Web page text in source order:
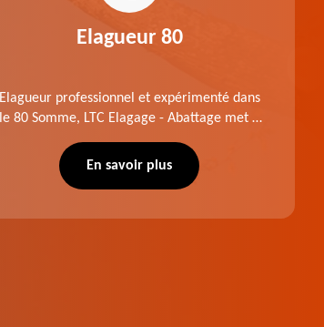
Elagueur 80
Elagueur professionnel et expérimenté dans
le 80 Somme, LTC Elagage - Abattage met à
notre intervention, votre espace vert sera
En savoir plus